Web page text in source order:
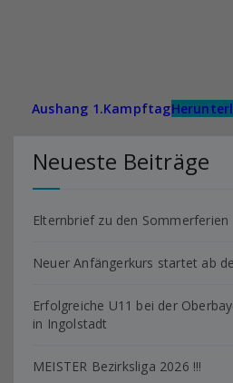
Aushang 1.Kampftag
Neueste Beiträge
Elternbrief zu den Sommerferien
Neuer Anfängerkurs startet ab
Erfolgreiche U11 bei der
in Ingolstadt
MEISTER Bezirksliga 2026 !!!